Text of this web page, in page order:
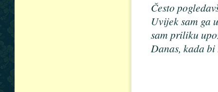
Često
Uvijek sam ga
sam priliku
Danas, kada